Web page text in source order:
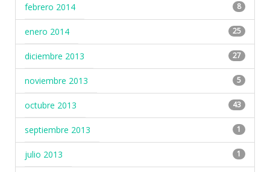
febrero 2014 8
enero 2014 25
diciembre 2013 27
noviembre 2013 5
octubre 2013 43
septiembre 2013 1
julio 2013 1